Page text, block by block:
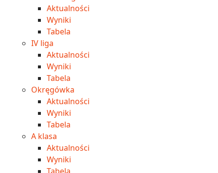
Aktualności
Wyniki
Tabela
IV liga
Aktualności
Wyniki
Tabela
Okręgówka
Aktualności
Wyniki
Tabela
A klasa
Aktualności
Wyniki